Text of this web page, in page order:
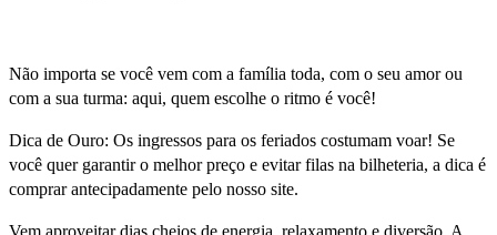
Não importa se você vem com a família toda, com o seu amor ou
com a sua turma: aqui, quem escolhe o ritmo é você!
Dica de Ouro: Os ingressos para os feriados costumam voar! Se
você quer garantir o melhor preço e evitar filas na bilheteria, a dica é
comprar antecipadamente pelo nosso site.
Vem aproveitar dias cheios de energia, relaxamento e diversão. A